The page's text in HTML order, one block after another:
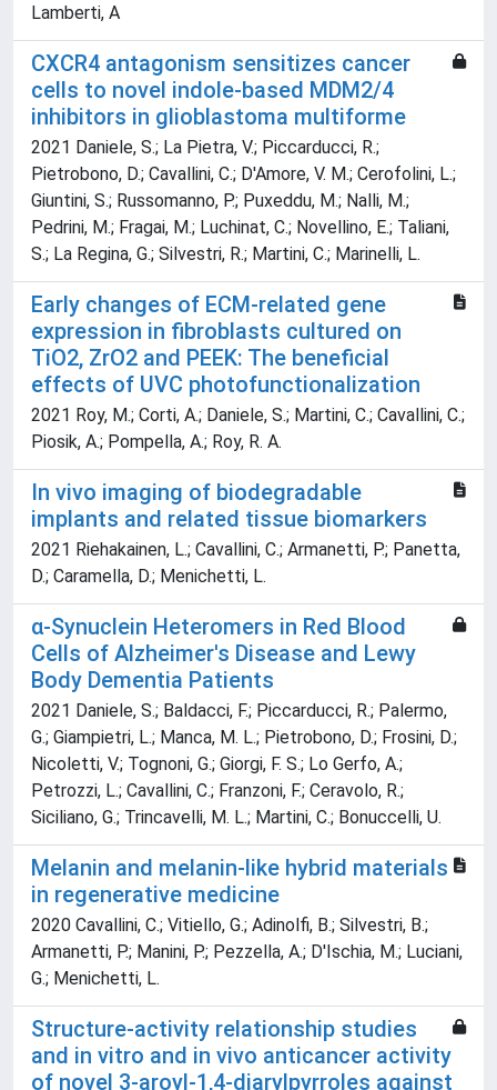
Lamberti, A
CXCR4 antagonism sensitizes cancer
cells to novel indole-based MDM2/4
inhibitors in glioblastoma multiforme
2021 Daniele, S.; La Pietra, V.; Piccarducci, R.;
Pietrobono, D.; Cavallini, C.; D'Amore, V. M.; Cerofolini, L.;
Giuntini, S.; Russomanno, P.; Puxeddu, M.; Nalli, M.;
Pedrini, M.; Fragai, M.; Luchinat, C.; Novellino, E.; Taliani,
S.; La Regina, G.; Silvestri, R.; Martini, C.; Marinelli, L.
Early changes of ECM-related gene
expression in fibroblasts cultured on
TiO2, ZrO2 and PEEK: The beneficial
effects of UVC photofunctionalization
2021 Roy, M.; Corti, A.; Daniele, S.; Martini, C.; Cavallini, C.;
Piosik, A.; Pompella, A.; Roy, R. A.
In vivo imaging of biodegradable
implants and related tissue biomarkers
2021 Riehakainen, L.; Cavallini, C.; Armanetti, P.; Panetta,
D.; Caramella, D.; Menichetti, L.
α-Synuclein Heteromers in Red Blood
Cells of Alzheimer's Disease and Lewy
Body Dementia Patients
2021 Daniele, S.; Baldacci, F.; Piccarducci, R.; Palermo,
G.; Giampietri, L.; Manca, M. L.; Pietrobono, D.; Frosini, D.;
Nicoletti, V.; Tognoni, G.; Giorgi, F. S.; Lo Gerfo, A.;
Petrozzi, L.; Cavallini, C.; Franzoni, F.; Ceravolo, R.;
Siciliano, G.; Trincavelli, M. L.; Martini, C.; Bonuccelli, U.
Melanin and melanin-like hybrid materials
in regenerative medicine
2020 Cavallini, C.; Vitiello, G.; Adinolfi, B.; Silvestri, B.;
Armanetti, P.; Manini, P.; Pezzella, A.; D'Ischia, M.; Luciani,
G.; Menichetti, L.
Structure-activity relationship studies
and in vitro and in vivo anticancer activity
of novel 3-aroyl-1,4-diarylpyrroles against